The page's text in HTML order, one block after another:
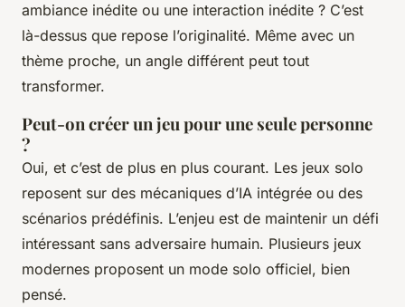
ambiance inédite ou une interaction inédite ? C’est
là-dessus que repose l’originalité. Même avec un
thème proche, un angle différent peut tout
transformer.
Peut-on créer un jeu pour une seule personne
?
Oui, et c’est de plus en plus courant. Les jeux solo
reposent sur des mécaniques d’IA intégrée ou des
scénarios prédéfinis. L’enjeu est de maintenir un défi
intéressant sans adversaire humain. Plusieurs jeux
modernes proposent un mode solo officiel, bien
pensé.